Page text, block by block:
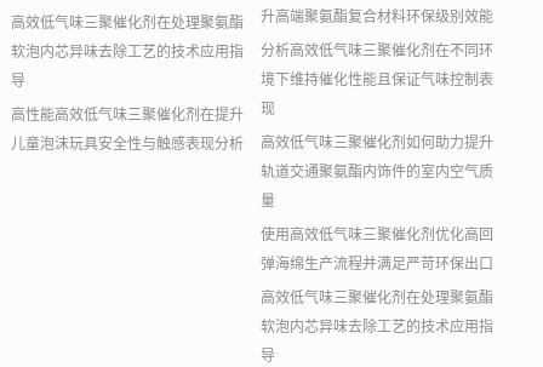
高效低气味三聚催化剂在处理聚氨酯
软泡内芯异味去除工艺的技术应用指
导
高性能高效低气味三聚催化剂在提升
儿童泡沫玩具安全性与触感表现分析
升高端聚氨酯复合材料环保级别效能
分析高效低气味三聚催化剂在不同环
境下维持催化性能且保证气味控制表
现
高效低气味三聚催化剂如何助力提升
轨道交通聚氨酯内饰件的室内空气质
量
使用高效低气味三聚催化剂优化高回
弹海绵生产流程并满足严苛环保出口
高效低气味三聚催化剂在处理聚氨酯
软泡内芯异味去除工艺的技术应用指
导